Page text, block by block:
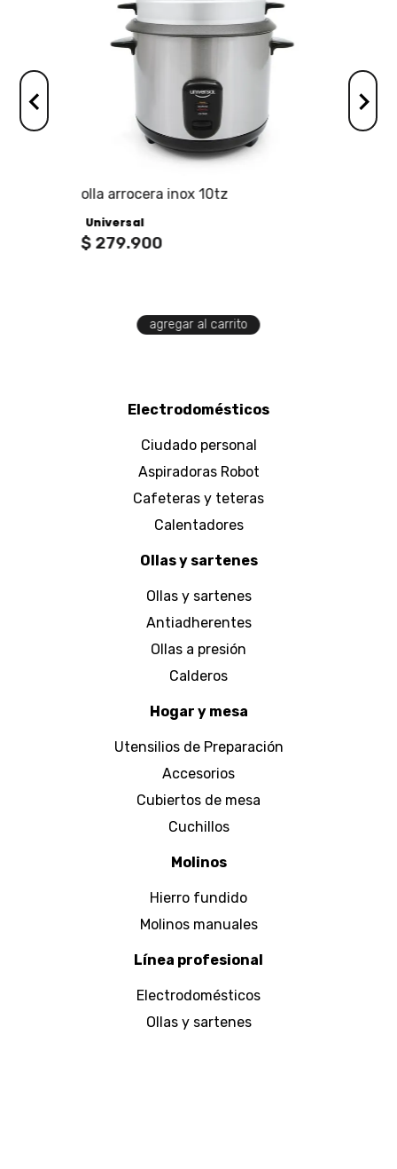
olla arrocera inox 10tz
Universal
$ 279.900
agregar al carrito
Electrodomésticos
Ciudado personal
Aspiradoras Robot
Cafeteras y teteras
Calentadores
Ollas y sartenes
Ollas y sartenes
Antiadherentes
Ollas a presión
Calderos
Hogar y mesa
Utensilios de Preparación
Accesorios
Cubiertos de mesa
Cuchillos
Molinos
Hierro fundido
Molinos manuales
Línea profesional
Electrodomésticos
Ollas y sartenes